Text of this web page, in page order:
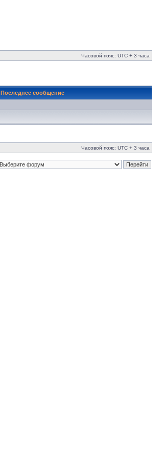
Часовой пояс: UTC + 3 часа
Последнее сообщение
Часовой пояс: UTC + 3 часа